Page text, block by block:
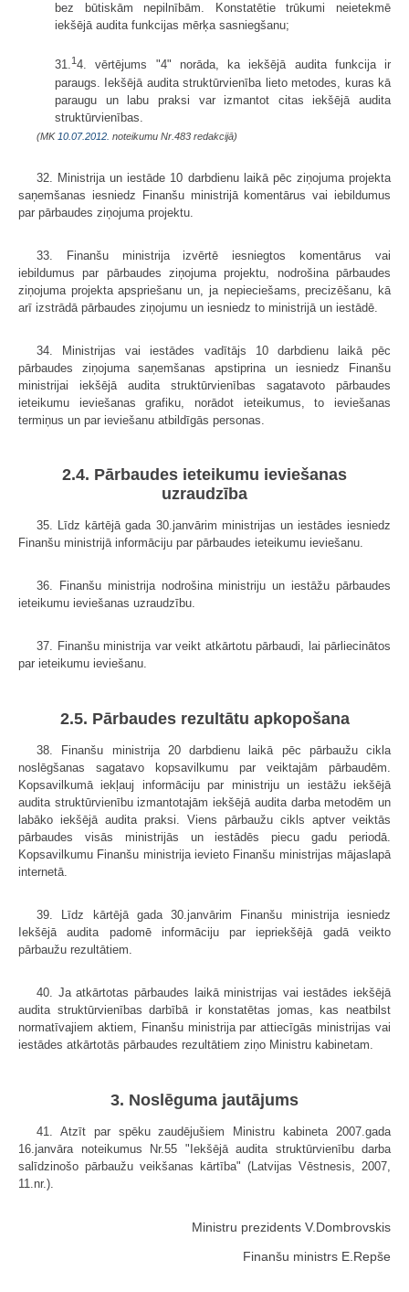
bez būtiskām nepilnībām. Konstatētie trūkumi neietekmē
iekšējā audita funkcijas mērķa sasniegšanu;
31.14. vērtējums "4" norāda, ka iekšējā audita funkcija ir
paraugs. Iekšējā audita struktūrvienība lieto metodes, kuras kā
paraugu un labu praksi var izmantot citas iekšējā audita
struktūrvienības.
(MK 10.07.2012. noteikumu Nr.483 redakcijā)
32. Ministrija un iestāde 10 darbdienu laikā pēc ziņojuma projekta
saņemšanas iesniedz Finanšu ministrijā komentārus vai iebildumus
par pārbaudes ziņojuma projektu.
33. Finanšu ministrija izvērtē iesniegtos komentārus vai
iebildumus par pārbaudes ziņojuma projektu, nodrošina pārbaudes
ziņojuma projekta apspriešanu un, ja nepieciešams, precizēšanu, kā
arī izstrādā pārbaudes ziņojumu un iesniedz to ministrijā un iestādē.
34. Ministrijas vai iestādes vadītājs 10 darbdienu laikā pēc
pārbaudes ziņojuma saņemšanas apstiprina un iesniedz Finanšu
ministrijai iekšējā audita struktūrvienības sagatavoto pārbaudes
ieteikumu ieviešanas grafiku, norādot ieteikumus, to ieviešanas
termiņus un par ieviešanu atbildīgās personas.
2.4. Pārbaudes ieteikumu ieviešanas
uzraudzība
35. Līdz kārtējā gada 30.janvārim ministrijas un iestādes iesniedz
Finanšu ministrijā informāciju par pārbaudes ieteikumu ieviešanu.
36. Finanšu ministrija nodrošina ministriju un iestāžu pārbaudes
ieteikumu ieviešanas uzraudzību.
37. Finanšu ministrija var veikt atkārtotu pārbaudi, lai pārliecinātos
par ieteikumu ieviešanu.
2.5. Pārbaudes rezultātu apkopošana
38. Finanšu ministrija 20 darbdienu laikā pēc pārbaužu cikla
noslēgšanas sagatavo kopsavilkumu par veiktajām pārbaudēm.
Kopsavilkumā iekļauj informāciju par ministriju un iestāžu iekšējā
audita struktūrvienību izmantotajām iekšējā audita darba metodēm un
labāko iekšējā audita praksi. Viens pārbaužu cikls aptver veiktās
pārbaudes visās ministrijās un iestādēs piecu gadu periodā.
Kopsavilkumu Finanšu ministrija ievieto Finanšu ministrijas mājaslapā
internetā.
39. Līdz kārtējā gada 30.janvārim Finanšu ministrija iesniedz
Iekšējā audita padomē informāciju par iepriekšējā gadā veikto
pārbaužu rezultātiem.
40. Ja atkārtotas pārbaudes laikā ministrijas vai iestādes iekšējā
audita struktūrvienības darbībā ir konstatētas jomas, kas neatbilst
normatīvajiem aktiem, Finanšu ministrija par attiecīgās ministrijas vai
iestādes atkārtotās pārbaudes rezultātiem ziņo Ministru kabinetam.
3. Noslēguma jautājums
41. Atzīt par spēku zaudējušiem Ministru kabineta 2007.gada
16.janvāra noteikumus Nr.55 "Iekšējā audita struktūrvienību darba
salīdzinošo pārbaužu veikšanas kārtība" (Latvijas Vēstnesis, 2007,
11.nr.).
Ministru prezidents V.Dombrovskis
Finanšu ministrs E.Repše